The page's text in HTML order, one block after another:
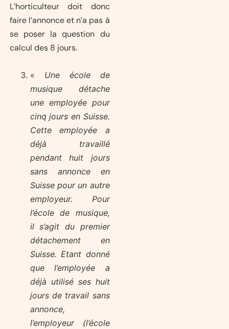
L’horticulteur doit donc
faire l’annonce et n’a pas à
se poser la question du
calcul des 8 jours.
« Une école de
musique détache
une employée pour
cinq jours en Suisse.
Cette employée a
déjà travaillé
pendant huit jours
sans annonce en
Suisse pour un autre
employeur. Pour
l’école de musique,
il s’agit du premier
détachement en
Suisse. Etant donné
que l’employée a
déjà utilisé ses huit
jours de travail sans
annonce,
l’employeur (l’école